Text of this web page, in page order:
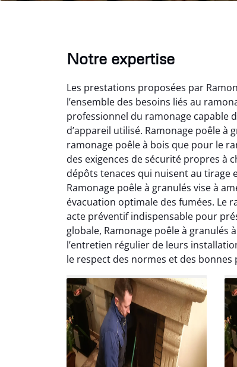
Notre expertise
Les prestations proposées par
l’ensemble des besoins liés au
professionnel du ramonage capable
d’appareil utilisé. Ramonage poêle
ramonage poêle à bois que pour le
des exigences de sécurité propres à
dépôts tenaces qui nuisent au tirage
Ramonage poêle à granulés vise à
évacuation optimale des fumées. Le
acte préventif indispensable pour
globale, Ramonage poêle à granulés
l’entretien régulier de leurs
le respect des normes et des